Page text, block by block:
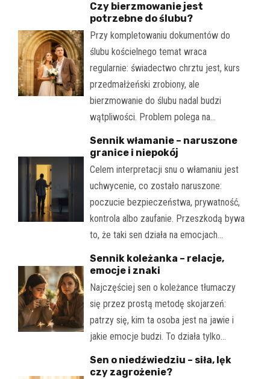
Czy bierzmowanie jest
potrzebne do ślubu?
Przy kompletowaniu dokumentów do
ślubu kościelnego temat wraca
regularnie: świadectwo chrztu jest, kurs
przedmałżeński zrobiony, ale
bierzmowanie do ślubu nadal budzi
wątpliwości. Problem polega na…
Sennik włamanie – naruszone
granice i niepokój
Celem interpretacji snu o włamaniu jest
uchwycenie, co zostało naruszone:
poczucie bezpieczeństwa, prywatność,
kontrola albo zaufanie. Przeszkodą bywa
to, że taki sen działa na emocjach…
Sennik koleżanka – relacje,
emocje i znaki
Najczęściej sen o koleżance tłumaczy
się przez prostą metodę skojarzeń:
patrzy się, kim ta osoba jest na jawie i
jakie emocje budzi. To działa tylko…
Sen o niedźwiedziu – siła, lęk
czy zagrożenie?